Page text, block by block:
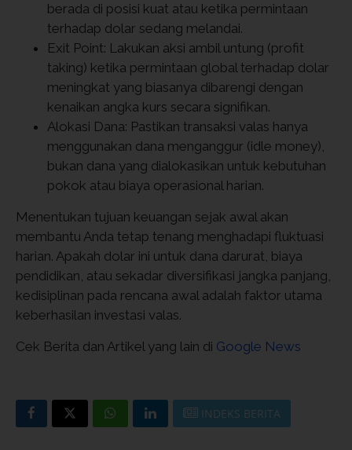
berada di posisi kuat atau ketika permintaan
terhadap dolar sedang melandai.
Exit Point: Lakukan aksi ambil untung (profit
taking) ketika permintaan global terhadap dolar
meningkat yang biasanya dibarengi dengan
kenaikan angka kurs secara signifikan.
Alokasi Dana: Pastikan transaksi valas hanya
menggunakan dana menganggur (idle money),
bukan dana yang dialokasikan untuk kebutuhan
pokok atau biaya operasional harian.
Menentukan tujuan keuangan sejak awal akan
membantu Anda tetap tenang menghadapi fluktuasi
harian. Apakah dolar ini untuk dana darurat, biaya
pendidikan, atau sekadar diversifikasi jangka panjang,
kedisiplinan pada rencana awal adalah faktor utama
keberhasilan investasi valas.
Cek Berita dan Artikel yang lain di Google News
INDEKS BERITA